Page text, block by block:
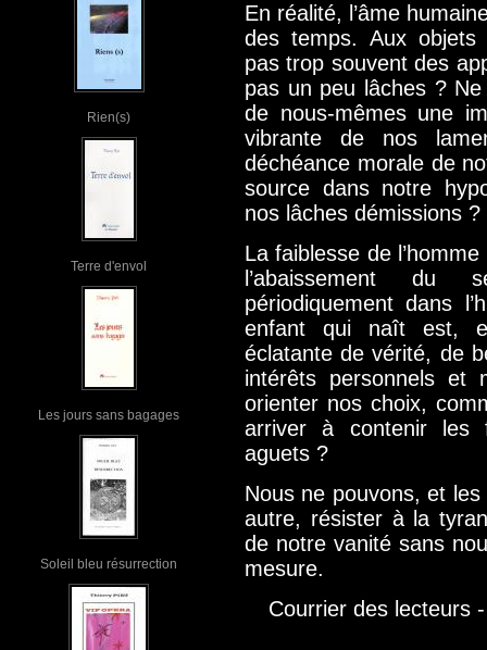
Rien(s)
Terre d'envol
Les jours sans bagages
Soleil bleu résurrection
En réalité, l’âme
des temps. Aux objets
pas trop souvent des
pas un peu lâches ?
de nous-mêmes une
vibrante de nos
déchéance morale de
source dans notre
nos lâches démissions ?
La faiblesse de
l’abaissement du
périodiquement dans
enfant qui naît est,
éclatante de vérité, de
intérêts personnels et
orienter nos choix,
arriver à contenir les
aguets ?
Nous ne pouvons, et
autre, résister à la
de notre vanité sans
mesure.
Courrier des lecteurs